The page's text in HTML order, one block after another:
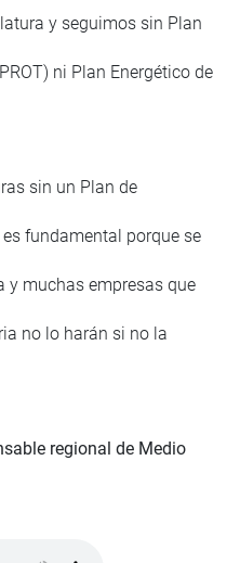
y seguimos sin Plan
ni Plan Energético de
sin un Plan de
fundamental porque se
y muchas empresas que
no lo harán si no la
regional de Medio